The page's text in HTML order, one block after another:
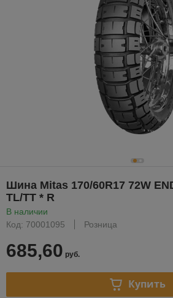
Шина Mitas 170/60R17 72W
TL/TT * R
В наличии
Код: 70001095
Розница
685,60 руб.
Купить